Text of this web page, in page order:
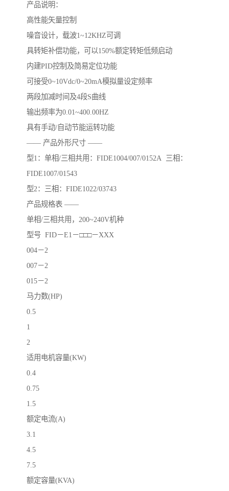
产品说明：
高性能矢量控制
噪音设计，载波1~12KHZ可调
具转矩补偿功能，可以150%额定转矩低频启动
内建PID控制及简易定位功能
可接受0~10Vdc/0~20mA模拟量设定频率
两段加减时间及4段S曲线
输出频率为0.01~400.00HZ
具有手动/自动节能运转功能
—— 产品外形尺寸 ——
型1：单相/三相共用：FIDE1004/007/0152A 三相：
FIDE1007/01543
型2：三相：FIDE1022/03743
产品规格表 ——
单相/三相共用，200~240V机种
型号 FID－E1－□□□－XXX
004－2
007－2
015－2
马力数(HP)
0.5
1
2
适用电机容量(KW)
0.4
0.75
1.5
额定电流(A)
3.1
4.5
7.5
额定容量(KVA)